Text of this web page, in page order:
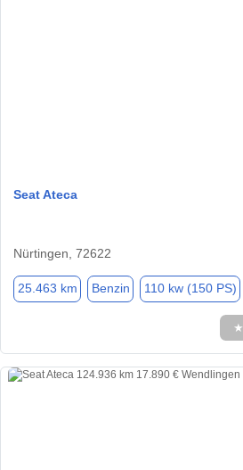
Seat Ateca
Nürtingen, 72622
25.463 km Benzin 110 kw (150 PS)
★